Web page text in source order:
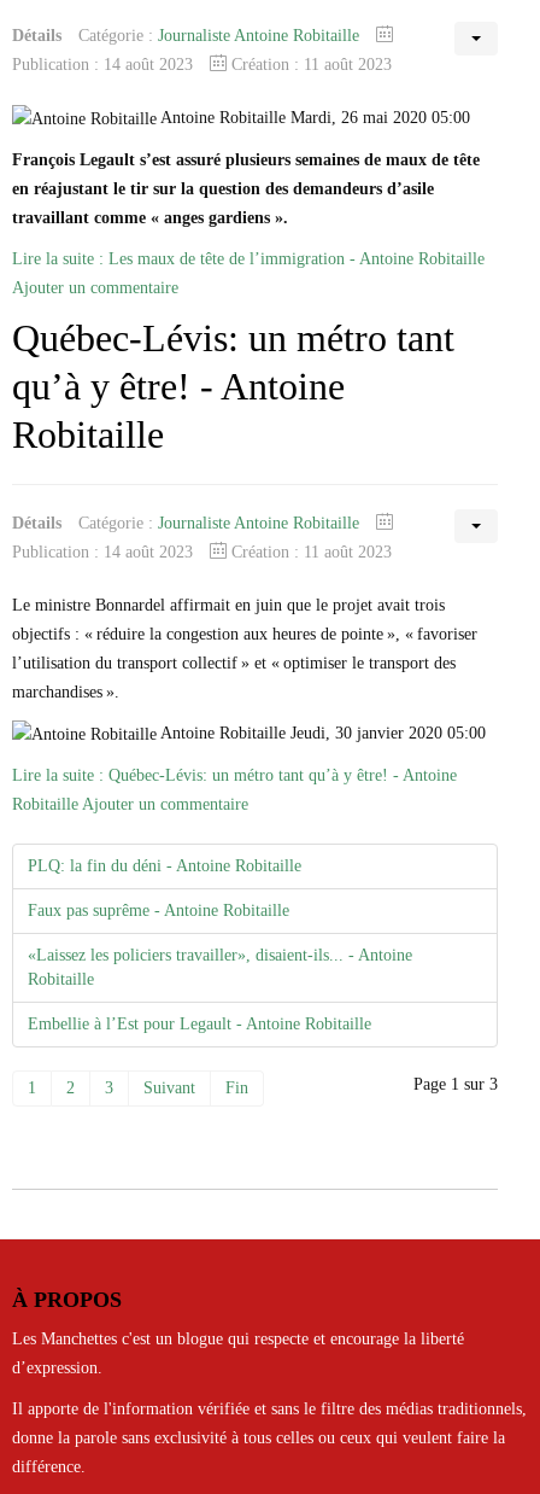
Détails Catégorie : Journaliste Antoine Robitaille
Publication : 14 août 2023
Création : 11 août 2023
Antoine Robitaille Mardi, 26 mai 2020 05:00
François Legault s’est assuré plusieurs semaines de maux de tête
en réajustant le tir sur la question des demandeurs d’asile
travaillant comme « anges gardiens ».
Lire la suite : Les maux de tête de l’immigration - Antoine Robitaille
Ajouter un commentaire
Québec-Lévis: un métro tant
qu’à y être! - Antoine
Robitaille
Détails Catégorie : Journaliste Antoine Robitaille
Publication : 14 août 2023
Création : 11 août 2023
Le ministre Bonnardel affirmait en juin que le projet avait trois
objectifs : « réduire la congestion aux heures de pointe », « favoriser
l’utilisation du transport collectif » et « optimiser le transport des
marchandises ».
Antoine Robitaille Jeudi, 30 janvier 2020 05:00
Lire la suite : Québec-Lévis: un métro tant qu’à y être! - Antoine
Robitaille Ajouter un commentaire
PLQ: la fin du déni - Antoine Robitaille
Faux pas suprême - Antoine Robitaille
«Laissez les policiers travailler», disaient-ils... - Antoine
Robitaille
Embellie à l’Est pour Legault - Antoine Robitaille
Page 1 sur 3
1 2 3 Suivant Fin
À PROPOS
Les Manchettes c'est un blogue qui respecte et encourage la liberté
d’expression.
Il apporte de l'information vérifiée et sans le filtre des médias traditionnels,
donne la parole sans exclusivité à tous celles ou ceux qui veulent faire la
différence.